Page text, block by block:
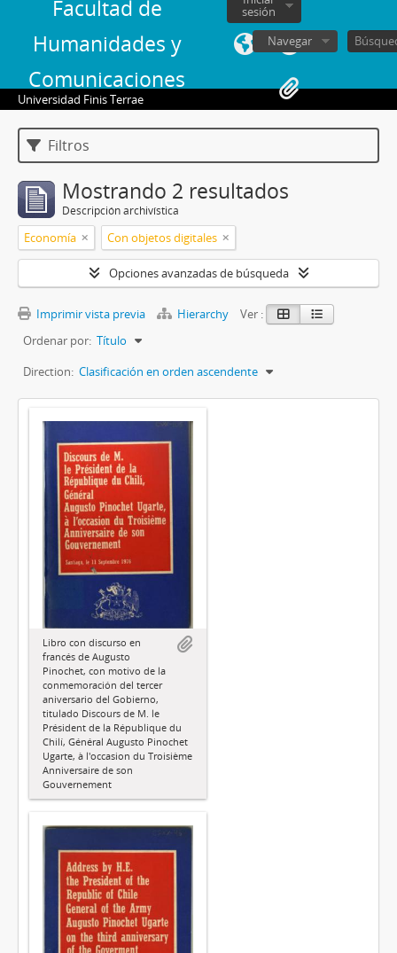
Facultad de
Humanidades y
Comunicaciones
sesión
Navegar
Universidad Finis Terrae
Filtros
Mostrando 2 resultados
Descripción archivística
Economía Con objetos digitales
Opciones avanzadas de búsqueda
Imprimir vista previa Hierarchy
Ver :
Ordenar por: Título
Direction: Clasificación en orden ascendente
Libro con discurso en
francés de Augusto
Pinochet, con motivo de la
conmemoración del tercer
aniversario del Gobierno,
titulado Discours de M. le
Président de la République du
Chilí, Général Augusto Pinochet
Ugarte, à l'occasion du Troisième
Anniversaire de son
Gouvernement